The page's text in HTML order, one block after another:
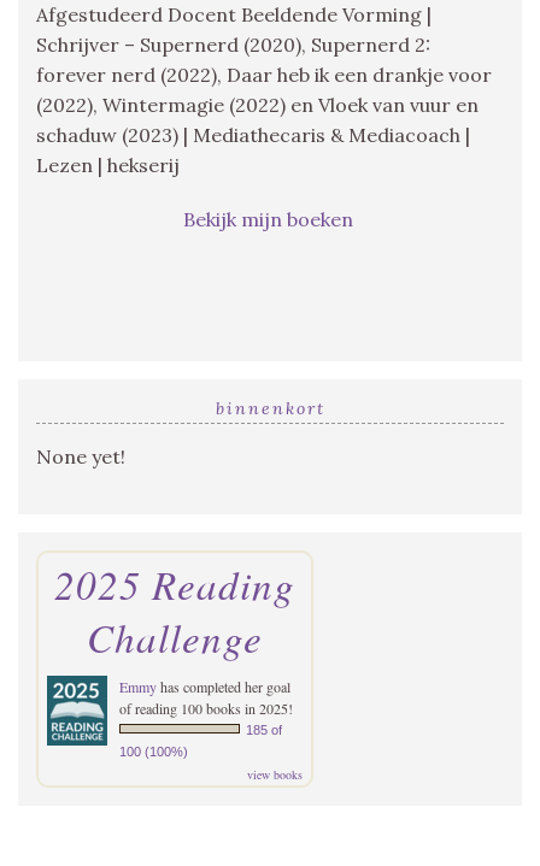
Afgestudeerd Docent Beeldende Vorming |
Schrijver – Supernerd (2020), Supernerd 2:
forever nerd (2022), Daar heb ik een drankje voor
(2022), Wintermagie (2022) en Vloek van vuur en
schaduw (2023) | Mediathecaris & Mediacoach |
Lezen | hekserij
Bekijk mijn boeken
binnenkort
None yet!
2025 Reading
Challenge
Emmyhas completed her goal
of reading 100 books in 2025!
185 of
100 (100%)
view books